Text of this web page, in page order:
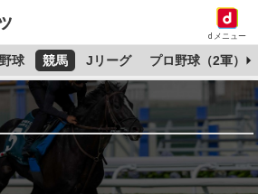
dメニュー
球 競馬 Jリーグ プロ野球（2軍）